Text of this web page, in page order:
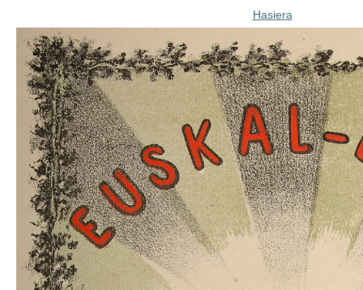
Hasiera